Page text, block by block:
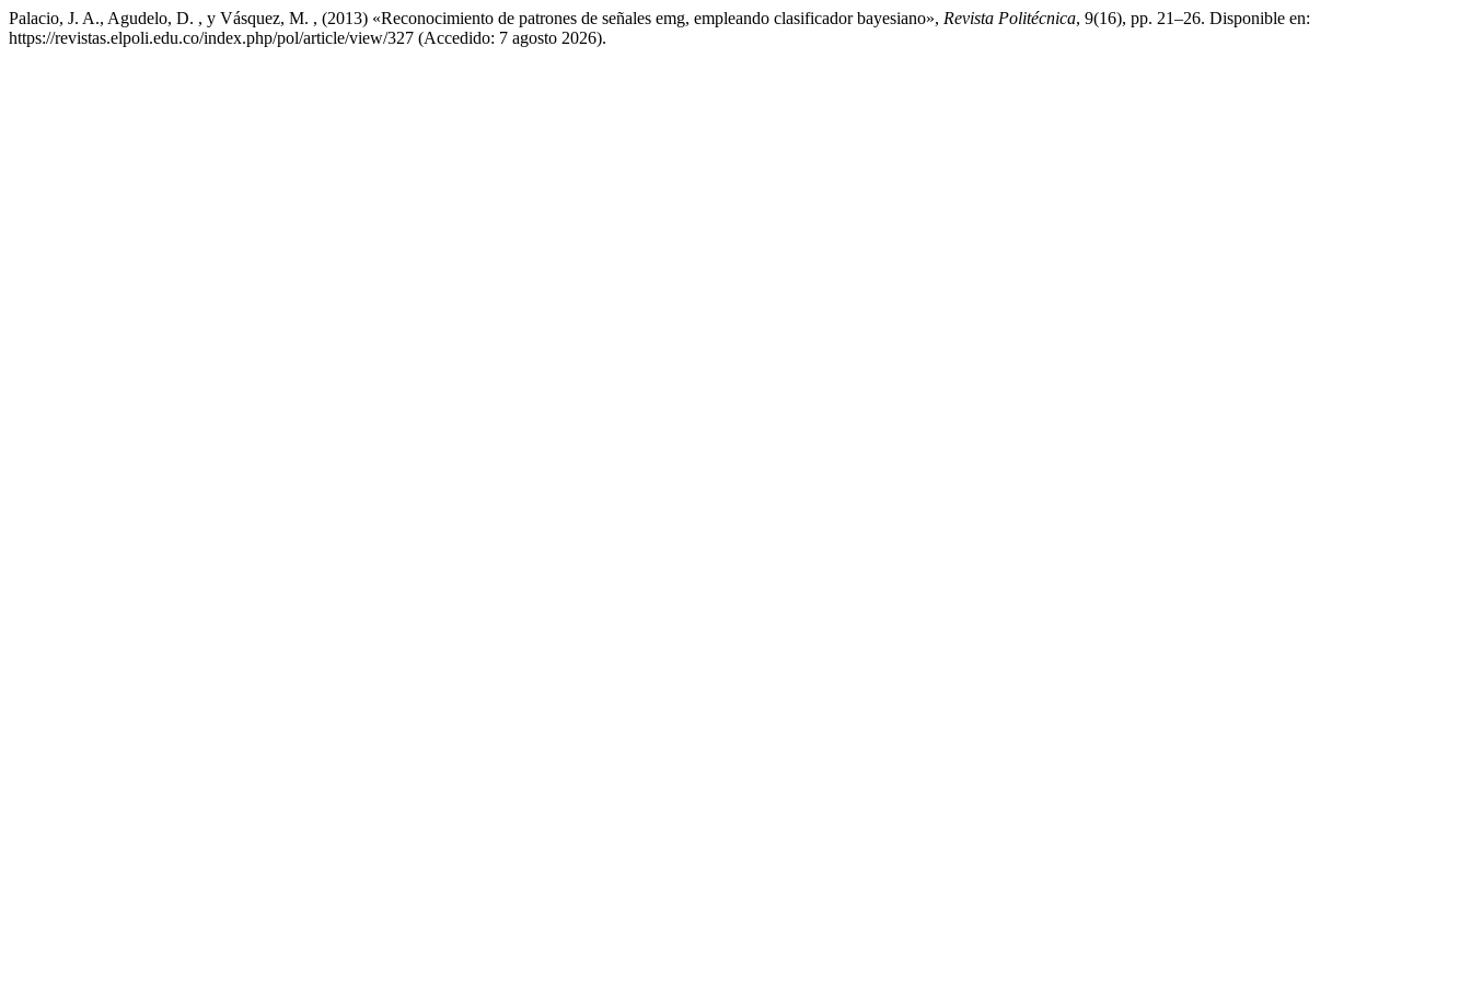
Palacio, J. A., Agudelo, D. , y Vásquez, M. , (2013) «Reconocimiento de patrones de señales emg, empleando clasificador bayesiano», Revista Politécnica, 9(16), pp. 21–26. Disponible en:
https://revistas.elpoli.edu.co/index.php/pol/article/view/327 (Accedido: 7 agosto 2026).